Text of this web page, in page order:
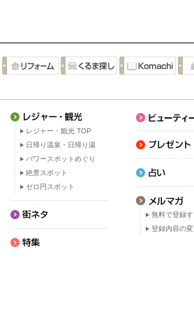
レジャー・観光 TOP
日帰り温泉・日帰り湯
パワースポットめぐり
絶景スポット
ゼロ円スポット
無料で登録
登録内容の